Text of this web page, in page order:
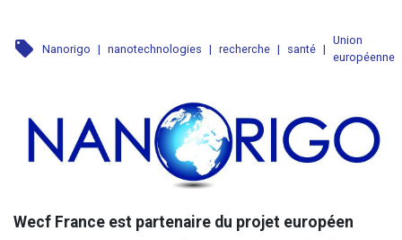
local_offer Nanorigo | nanotechnologies | recherche | santé |
Union
européenne
Wecf France est partenaire du projet européen